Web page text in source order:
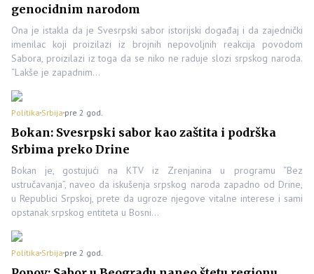
genocidnim narodom
Ona je istakla da je Svesrpski sabor istorijski događaj i da zajednički
imenilac koji proizilazi iz brojnih nepovoljnih reakcija povodom
Sabora, proizilazi iz toga da se niko ne raduje slozi srpskog naroda.
“Lakše je zapadnim…
Politika Srbija pre 2 god.
Bokan: Svesrpski sabor kao zaštita i podrška
Srbima preko Drine
Bokan je, gostujući na KTV iz Zrenjanina u programu “Bez
ustručavanja”, naveo da iskušenja srpskog naroda zapadno od Drine,
u Republici Srpskoj, prete da ugroze njegove vitalne interese i sami
opstanak srpskog entiteta u Bosni…
Politika Srbija pre 2 god.